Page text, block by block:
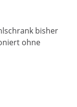
bisher
ohne